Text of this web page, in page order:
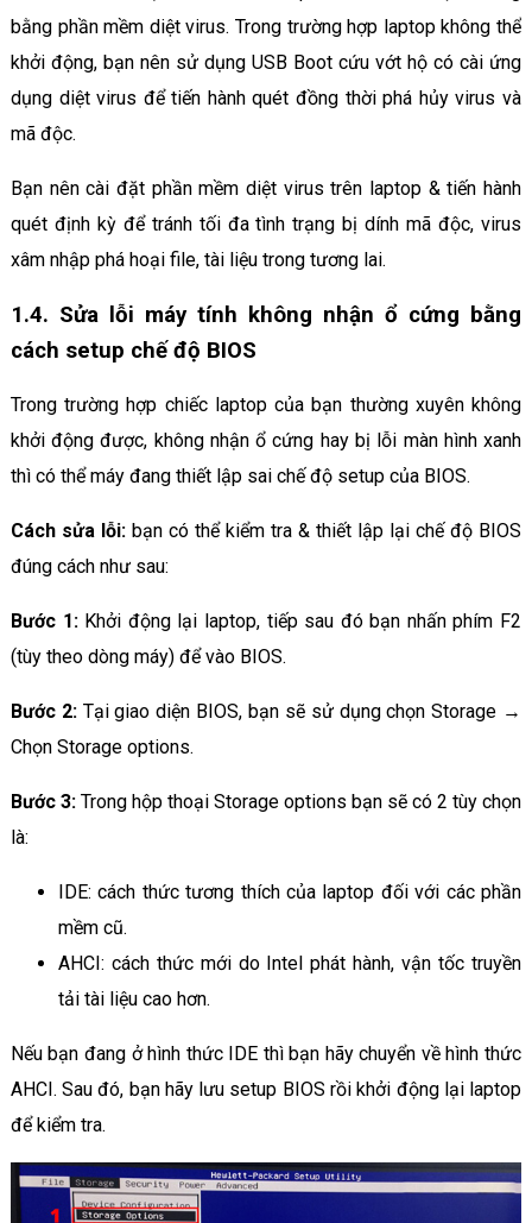
bằng phần mềm diệt virus. Trong trường hợp laptop không thể
khởi động, bạn nên sử dụng USB Boot cứu vớt hộ có cài ứng
dụng diệt virus để tiến hành quét đồng thời phá hủy virus và
mã độc.
Bạn nên cài đặt phần mềm diệt virus trên laptop & tiến hành
quét định kỳ để tránh tối đa tình trạng bị dính mã độc, virus
xâm nhập phá hoại file, tài liệu trong tương lai.
1.4. Sửa lỗi máy tính không nhận ổ cứng bằng
cách setup chế độ BIOS
Trong trường hợp chiếc laptop của bạn thường xuyên không
khởi động được, không nhận ổ cứng hay bị lỗi màn hình xanh
thì có thể máy đang thiết lập sai chế độ setup của BIOS.
Cách sửa lỗi: bạn có thể kiểm tra & thiết lập lại chế độ BIOS
đúng cách như sau:
Bước 1: Khởi động lại laptop, tiếp sau đó bạn nhấn phím F2
(tùy theo dòng máy) để vào BIOS.
Bước 2: Tại giao diện BIOS, bạn sẽ sử dụng chọn Storage →
Chọn Storage options.
Bước 3:Trong hộp thoại Storage options bạn sẽ có 2 tùy chọn
là:
IDE: cách thức tương thích của laptop đối với các phần
mềm cũ.
AHCI: cách thức mới do Intel phát hành, vận tốc truyền
tải tài liệu cao hơn.
Nếu bạn đang ở hình thức IDE thì bạn hãy chuyển về hình thức
AHCI. Sau đó, bạn hãy lưu setup BIOS rồi khởi động lại laptop
để kiểm tra.